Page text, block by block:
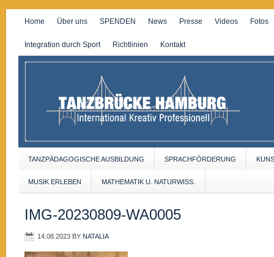
Home Über uns SPENDEN News Presse Videos Fotos
Integration durch Sport Richtlinien Kontakt
TANZPÄDAGOGISCHE AUSBILDUNG SPRACHFÖRDERUNG
MUSIK ERLEBEN MATHEMATIK U. NATURWISS.
IMG-20230809-WA0005
14.08.2023 BY NATALIA